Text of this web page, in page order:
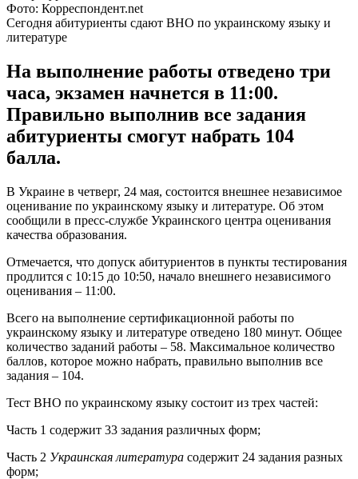
Фото: Корреспондент.net
Сегодня абитуриенты сдают ВНО по украинскому языку и
литературе
На выполнение работы отведено три
часа, экзамен начнется в 11:00.
Правильно выполнив все задания
абитуриенты смогут набрать 104
балла.
В Украине в четверг, 24 мая, состоится внешнее независимое
оценивание по украинскому языку и литературе. Об этом
сообщили в пресс-службе Украинского центра оценивания
качества образования.
Отмечается, что допуск абитуриентов в пункты тестирования
продлится с 10:15 до 10:50, начало внешнего независимого
оценивания – 11:00.
Всего на выполнение сертификационной работы по
украинскому языку и литературе отведено 180 минут. Общее
количество заданий работы – 58. Максимальное количество
баллов, которое можно набрать, правильно выполнив все
задания – 104.
Тест ВНО по украинскому языку состоит из трех частей:
Часть 1 содержит 33 задания различных форм;
Часть 2 Украинская литература содержит 24 задания разных
форм;